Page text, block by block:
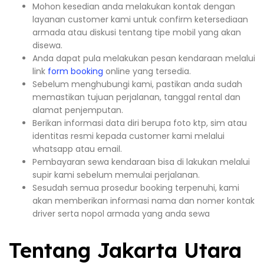
Mohon kesedian anda melakukan kontak dengan
layanan customer kami untuk confirm ketersediaan
armada atau diskusi tentang tipe mobil yang akan
disewa.
Anda dapat pula melakukan pesan kendaraan melalui
link form booking online yang tersedia.
Sebelum menghubungi kami, pastikan anda sudah
memastikan tujuan perjalanan, tanggal rental dan
alamat penjemputan.
Berikan informasi data diri berupa foto ktp, sim atau
identitas resmi kepada customer kami melalui
whatsapp atau email.
Pembayaran sewa kendaraan bisa di lakukan melalui
supir kami sebelum memulai perjalanan.
Sesudah semua prosedur booking terpenuhi, kami
akan memberikan informasi nama dan nomer kontak
driver serta nopol armada yang anda sewa
Tentang Jakarta Utara